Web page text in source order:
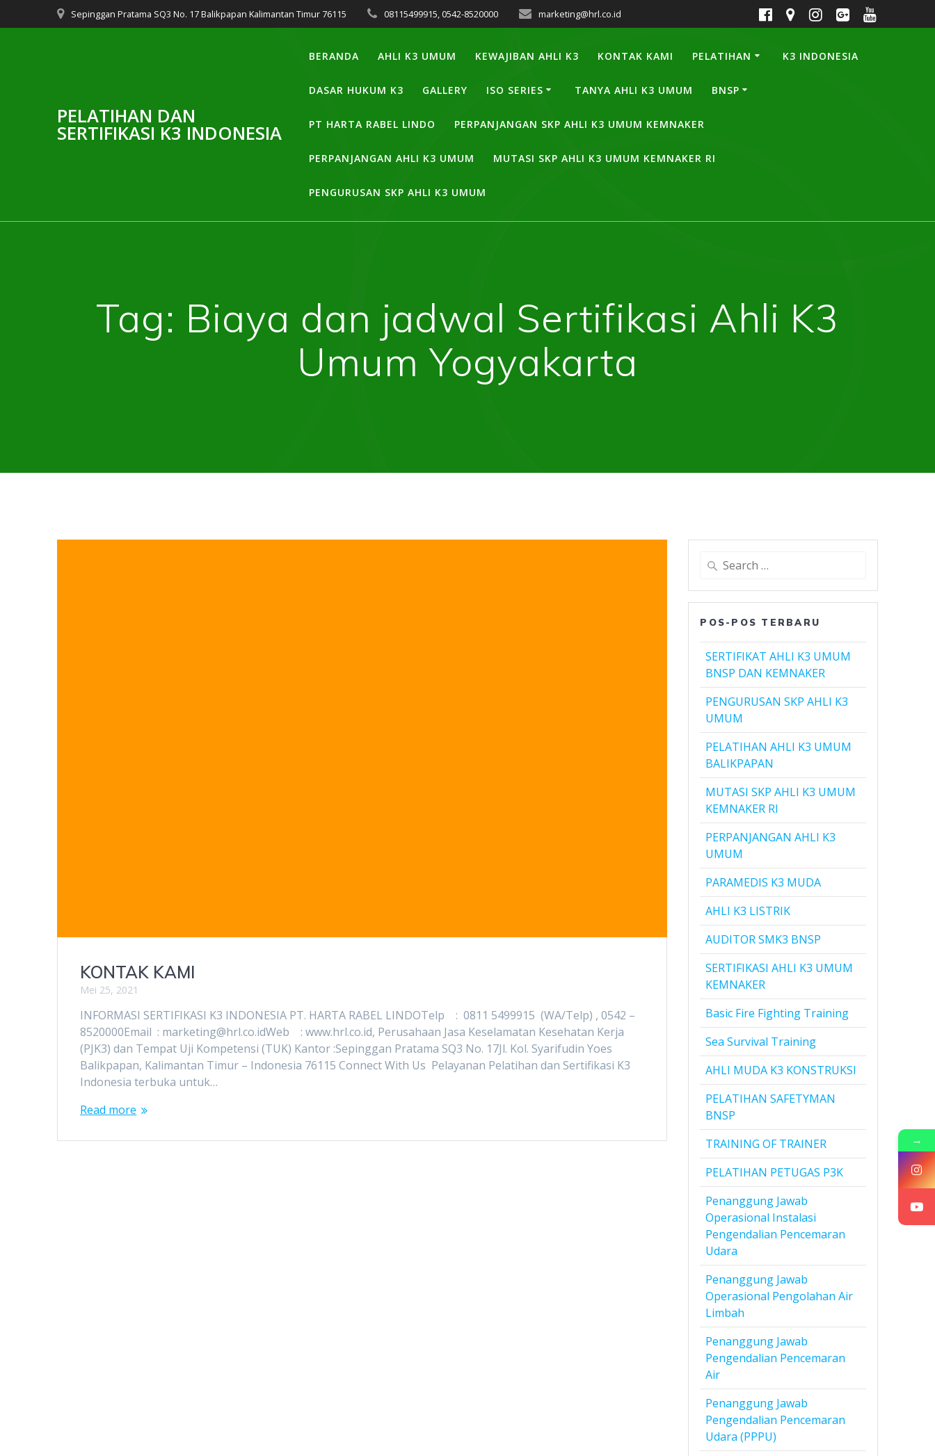
to
Sepinggan Pratama SQ3 No. 17 Balikpapan Kalimantan Timur 76115 08115499915, 0542-8520000 marketing@hrl.co.id
PELATIHAN DAN
SERTIFIKASI K3 INDONESIA
BERANDA AHLI K3 UMUM KEWAJIBAN AHLI K3 KONTAK KAMI PELATIHAN K3 INDONESIA
DASAR HUKUM K3 GALLERY ISO SERIES TANYA AHLI K3 UMUM BNSP
PT HARTA RABEL LINDO PERPANJANGAN SKP AHLI K3 UMUM KEMNAKER
PERPANJANGAN AHLI K3 UMUM MUTASI SKP AHLI K3 UMUM KEMNAKER RI
PENGURUSAN SKP AHLI K3 UMUM
Tag: Biaya dan jadwal Sertifikasi Ahli K3
Umum Yogyakarta
KONTAK KAMI
Mei 25, 2021
INFORMASI SERTIFIKASI K3 INDONESIA PT. HARTA RABEL LINDOTelp : 0811 5499915 (WA/Telp) , 0542 –
8520000Email : marketing@hrl.co.idWeb : www.hrl.co.id, Perusahaan Jasa Keselamatan Kesehatan Kerja
(PJK3) dan Tempat Uji Kompetensi (TUK) Kantor :Sepinggan Pratama SQ3 No. 17Jl. Kol. Syarifudin Yoes
Balikpapan, Kalimantan Timur – Indonesia 76115 Connect With Us Pelayanan Pelatihan dan Sertifikasi K3
Indonesia terbuka untuk…
Read more
Search
POS-POS TERBARU
SERTIFIKAT AHLI K3 UMUM
BNSP DAN KEMNAKER
PENGURUSAN SKP AHLI K3
UMUM
PELATIHAN AHLI K3 UMUM
BALIKPAPAN
MUTASI SKP AHLI K3 UMUM
KEMNAKER RI
PERPANJANGAN AHLI K3
UMUM
PARAMEDIS K3 MUDA
AHLI K3 LISTRIK
AUDITOR SMK3 BNSP
SERTIFIKASI AHLI K3 UMUM
KEMNAKER
Basic Fire Fighting Training
Sea Survival Training
AHLI MUDA K3 KONSTRUKSI
PELATIHAN SAFETYMAN
BNSP
TRAINING OF TRAINER
PELATIHAN PETUGAS P3K
Penanggung Jawab
Operasional Instalasi
Pengendalian Pencemaran
Udara
Penanggung Jawab
Operasional Pengolahan Air
Limbah
Penanggung Jawab
Pengendalian Pencemaran
Air
Penanggung Jawab
Pengendalian Pencemaran
Udara (PPPU)
→